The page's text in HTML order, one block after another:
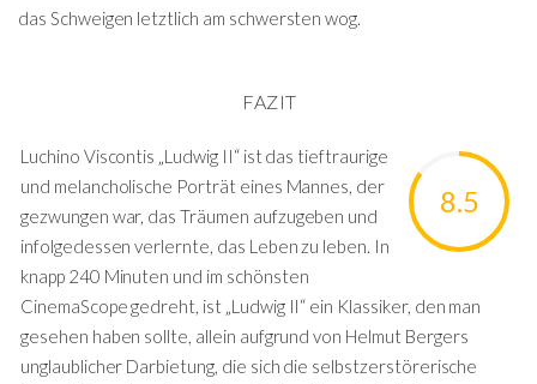
das Schweigen letztlich am schwersten wog.
FAZIT
8.5
Luchino Viscontis „Ludwig II“ ist das tieftraurige
und melancholische Porträt eines Mannes, der
gezwungen war, das Träumen aufzugeben und
infolgedessen verlernte, das Leben zu leben. In
knapp 240 Minuten und im schönsten
CinemaScope gedreht, ist „Ludwig II“ ein Klassiker, den man
gesehen haben sollte, allein aufgrund von Helmut Bergers
unglaublicher Darbietung, die sich die selbstzerstörerische